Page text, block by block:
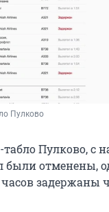
Пулково
Пулково, с
были отменены,
задержаны